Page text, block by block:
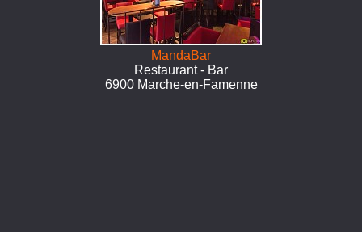
MandaBar
Restaurant - Bar
6900 Marche-en-Famenne